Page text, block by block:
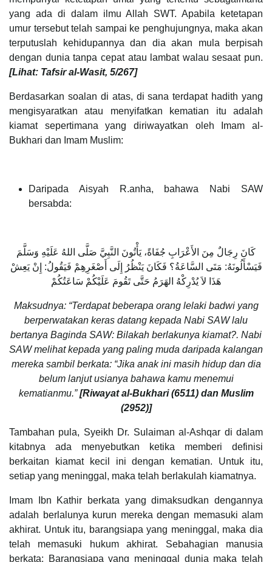
yang ada di dalam ilmu Allah SWT. Apabila ketetapan
umur tersebut telah sampai ke penghujungnya, maka akan
terputuslah kehidupannya dan dia akan mula berpisah
dengan dunia tanpa cepat atau lambat walau sesaat pun.
[Lihat: Tafsir al-Wasit, 5/267]
Berdasarkan soalan di atas, di sana terdapat hadith yang
mengisyaratkan atau menyifatkan kematian itu adalah
kiamat sepertimana yang diriwayatkan oleh Imam al-
Bukhari dan Imam Muslim:
Daripada Aisyah R.anha, bahawa Nabi SAW
bersabda:
كَانَ رِجَالٌ مِنَ الأَعْرَابِ جُفَاةً، يَأْتُونَ النَّبِيَّ صَلَّى اللهُ عَلَيْهِ وَسَلَّمَ
فَيَسْأَلُونَهُ: مَتَى السَّاعَةُ؟ فَكَانَ يَنْظُرُ إِلَى أَصْغَرِهِمْ فَيَقُولُ: إِنْ يَعِشْ
هَذَا لاَ يُدْرِكْهُ الهَرَمُ حَتَّى تَقُومَ عَلَيْكُمْ سَاعَتُكُمْ
Maksudnya: “Terdapat beberapa orang lelaki badwi yang
berperwatakan keras datang kepada Nabi SAW lalu
bertanya Baginda SAW: Bilakah berlakunya kiamat?. Nabi
SAW melihat kepada yang paling muda daripada kalangan
mereka sambil berkata: “Jika anak ini masih hidup dan dia
belum lanjut usianya bahawa kamu menemui
kematianmu.”[Riwayat al-Bukhari (6511) dan Muslim
(2952)]
Tambahan pula, Syeikh Dr. Sulaiman al-Ashqar di dalam
kitabnya ada menyebutkan ketika memberi definisi
berkaitan kiamat kecil ini dengan kematian. Untuk itu,
setiap yang meninggal, maka telah berlakulah kiamatnya.
Imam Ibn Kathir berkata yang dimaksudkan dengannya
adalah berlalunya kurun mereka dengan memasuki alam
akhirat. Untuk itu, barangsiapa yang meninggal, maka dia
telah memasuki hukum akhirat. Sebahagian manusia
berkata: Barangsiapa yang meninggal dunia maka telah